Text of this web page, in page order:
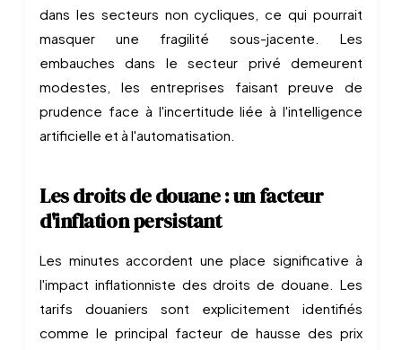
dans les secteurs non cycliques, ce qui pourrait
masquer une fragilité sous-jacente. Les
embauches dans le secteur privé demeurent
modestes, les entreprises faisant preuve de
prudence face à l'incertitude liée à l'intelligence
artificielle et à l'automatisation.
Les droits de douane : un facteur
d'inflation persistant
Les minutes accordent une place significative à
l'impact inflationniste des droits de douane. Les
tarifs douaniers sont explicitement identifiés
comme le principal facteur de hausse des prix